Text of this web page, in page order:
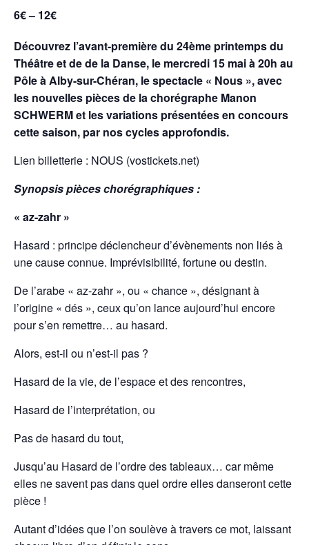
6€ – 12€
Découvrez l’avant-première du 24ème printemps du
Théâtre et de de la Danse, le mercredi 15 mai à 20h au
Pôle à Alby-sur-Chéran, le spectacle « Nous », avec
les nouvelles pièces de la chorégraphe Manon
SCHWERM et les variations présentées en concours
cette saison, par nos cycles approfondis.
Lien billetterie : NOUS (vostickets.net)
Synopsis pièces chorégraphiques :
« az-zahr »
Hasard : principe déclencheur d’évènements non liés à
une cause connue. Imprévisibilité, fortune ou destin.
De l’arabe « az-zahr », ou « chance », désignant à
l’origine « dés », ceux qu’on lance aujourd’hui encore
pour s’en remettre… au hasard.
Alors, est-il ou n’est-il pas ?
Hasard de la vie, de l’espace et des rencontres,
Hasard de l’interprétation, ou
Pas de hasard du tout,
Jusqu’au Hasard de l’ordre des tableaux… car même
elles ne savent pas dans quel ordre elles danseront cette
pièce !
Autant d’idées que l’on soulève à travers ce mot, laissant